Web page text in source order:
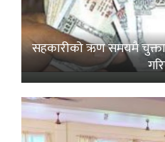
सहकारीको ऋण समयमै चुक्ता